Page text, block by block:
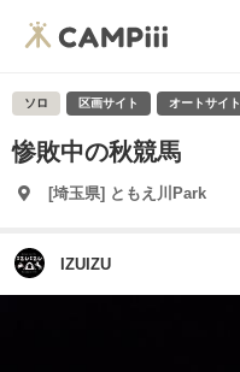
ソロ 区画サイト オートサイト
惨敗中の秋競馬
[埼玉県] ともえ川Park
IZUIZU